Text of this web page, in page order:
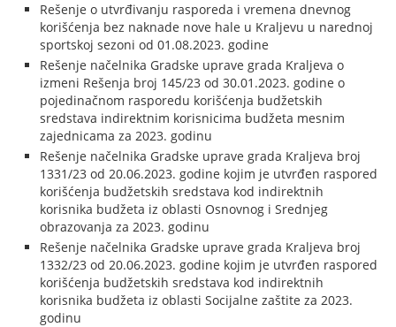
Rešenje o utvrđivanju rasporeda i vremena dnevnog
korišćenja bez naknade nove hale u Kraljevu u narednoj
sportskoj sezoni od 01.08.2023. godine
Rešenje načelnika Gradske uprave grada Kraljeva o
izmeni Rešenja broj 145/23 od 30.01.2023. godine o
pojedinačnom rasporedu korišćenja budžetskih
sredstava indirektnim korisnicima budžeta mesnim
zajednicama za 2023. godinu
Rešenje načelnika Gradske uprave grada Kraljeva broj
1331/23 od 20.06.2023. godine kojim je utvrđen raspored
korišćenja budžetskih sredstava kod indirektnih
korisnika budžeta iz oblasti Osnovnog i Srednjeg
obrazovanja za 2023. godinu
Rešenje načelnika Gradske uprave grada Kraljeva broj
1332/23 od 20.06.2023. godine kojim je utvrđen raspored
korišćenja budžetskih sredstava kod indirektnih
korisnika budžeta iz oblasti Socijalne zaštite za 2023.
godinu